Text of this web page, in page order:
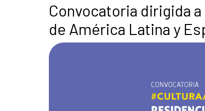
Convocatoria dirigida
de América Latina y